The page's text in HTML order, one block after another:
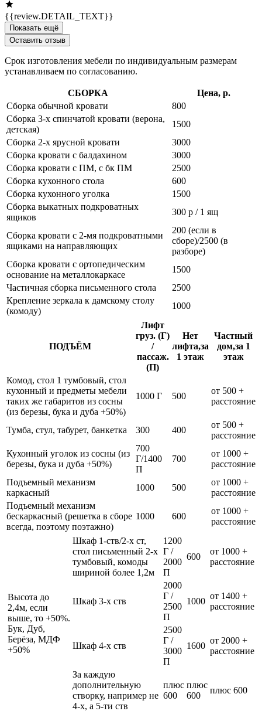
{{review.DETAIL_TEXT}}
Показать ещё
Оставить отзыв
Срок изготовления мебели по индивидуальным размерам
устанавливаем по согласованию.
СБОРКА
Цена, р.
Сборка обычной кровати
800
Сборка 3-х спинчатой кровати (верона,
детская)
1500
Сборка 2-х ярусной кровати
3000
Сборка кровати с балдахином
3000
Сборка кровати с ПМ, с бк ПМ
2500
Сборка кухонного стола
600
Сборка кухонного уголка
1500
Сборка выкатных подкроватных
ящиков
300 р / 1 ящ
Сборка кровати с 2-мя подкроватными
ящиками на направляющих
200 (если в
сборе)/2500 (в
разборе)
Сборка кровати с ортопедическим
основание на металлокаркасе
1500
Частичная сборка письменного стола
2500
Крепление зеркала к дамскому столу
(комоду)
1000
ПОДЪЁМ
Лифт
груз. (Г)
/
пассаж.
(П)
Нет
лифта,за
1 этаж
Частный
дом,за 1
этаж
Комод, стол 1 тумбовый, стол
кухонный и предметы мебели
таких же габаритов из сосны
(из березы, бука и дуба +50%)
1000 Г 500
от 500 +
расстояние
Тумба, стул, табурет, банкетка 300 400
от 500 +
расстояние
Кухонный уголок из сосны (из
березы, бука и дуба +50%)
700
Г/1400
П
700
от 1000 +
расстояние
Подъемный механизм
каркасный
1000 500
от 1000 +
расстояние
Подъемный механизм
бескаркасный (решетка в сборе
всегда, поэтому поэтажно)
1000 600
от 1000 +
расстояние
Высота до
2,4м, если
выше, то +50%.
Бук, Дуб,
Берёза, МДФ
+50%
Шкаф 1-ств/2-х ст,
стол письменный 2-х
тумбовый, комоды
шириной более 1,2м
1200
Г /
2000
П
600
от 1000 +
расстояние
Шкаф 3-х ств
2000
Г /
2500
П
1000
от 1400 +
расстояние
Шкаф 4-х ств
2500
Г /
3000
П
1600
от 2000 +
расстояние
За каждую
дополнительную
створку, например не
4-х, а 5-ти ств
плюс
600
плюс
600
плюс 600